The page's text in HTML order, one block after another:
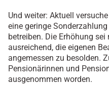
Und weiter: Aktuell
eine geringe
betreiben. Die Erhöhung
ausreichend, die eigenen
angemessen zu besolden.
Pensionärinnen und
ausgenommen worden.